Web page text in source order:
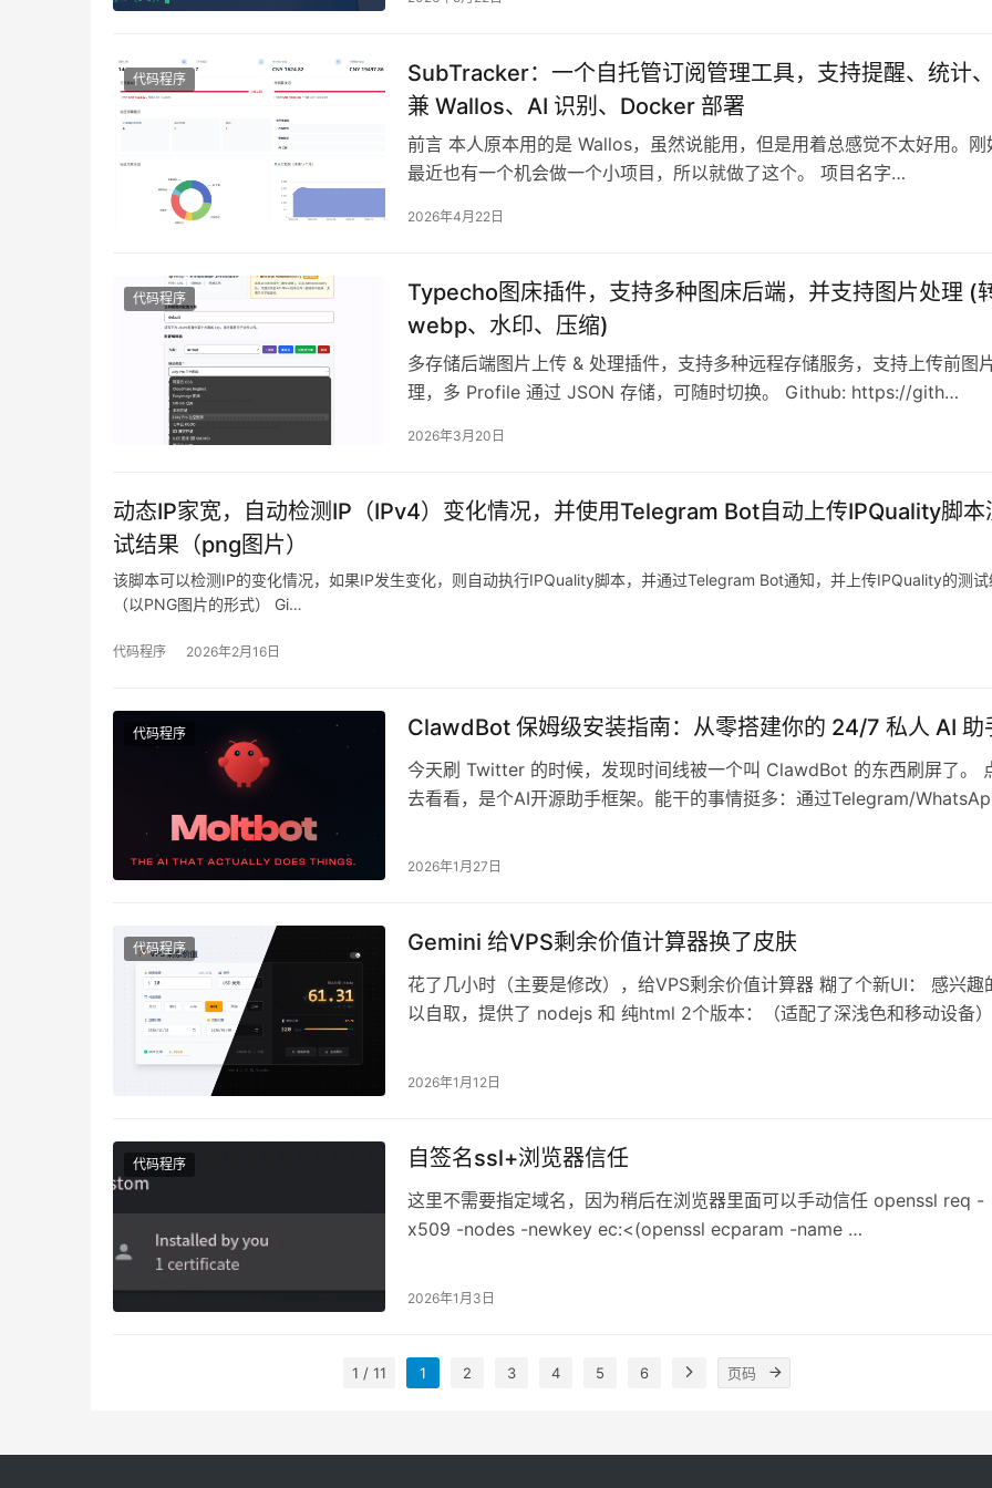
代码程序
SubTracker：一个自托管订阅管理工具，支持提醒、统计
兼 Wallos、AI 识别、Docker 部署
前言 本人原本用的是 Wallos，虽然说能用，但是用着总感觉不太好用。刚
最近也有一个机会做一个小项目，所以就做了这个。 项目名字
2026年4月22日
代码程序
Typecho图床插件，支持多种图床后端，并支持图片处理 (
webp、水印、压缩)
多存储后端图片上传 & 处理插件，支持多种远程存储服务，支持上传前图
理，多 Profile 通过 JSON 存储，可随时切换。 Github: https://gith…
2026年3月20日
动态IP家宽，自动检测IP（IPv4）变化情况，并使用Telegram Bot自动上传IPQuality脚本
试结果（png图片）
该脚本可以检测IP的变化情况，如果IP发生变化，则自动执行IPQuality脚本，并通过Telegram Bot通知，并上传IPQuality的测试
（以PNG图片的形式） Gi…
代码程序 2026年2月16日
代码程序 ClawdBot 保姆级安装指南：从零搭建你的 24/7 私人 AI 助
今天刷 Twitter 的时候，发现时间线被一个叫 ClawdBot 的东西刷屏了。
去看看，是个AI开源助手框架。能干的事情挺多：通过Telegram/
2026年1月27日
代码程序 Gemini 给VPS剩余价值计算器换了皮肤
花了几小时（主要是修改），给VPS剩余价值计算器 糊了个新UI： 感兴趣
以自取，提供了 nodejs 和 纯html 2个版本：（适配了深浅色和移动设备
2026年1月12日
代码程序 自签名ssl+浏览器信任
这里不需要指定域名，因为稍后在浏览器里面可以手动信任 openssl req -
x509 -nodes -newkey ec:<(openssl ecparam -name …
2026年1月3日
1 / 11 1 2 3 4 5 6